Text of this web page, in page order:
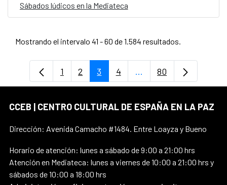
Sábados lúdicos en la Mediateca
Mostrando el intervalo 41 - 60 de 1.584 resultados.
Página
1 Página
2 Página
3 Página
4 ...Páginas intermedias
Página
80
CCEB | CENTRO CULTURAL DE ESPAÑA EN LA PAZ
Dirección: Avenida Camacho #1484. Entre Loayza y Bueno
Horario de atención: lunes a sábado de 9:00 a 21:00 hrs
Atención en Mediateca: lunes a viernes de 10:00 a 21:00 hrs y
sábados de 10:00 a 18:00 hrs